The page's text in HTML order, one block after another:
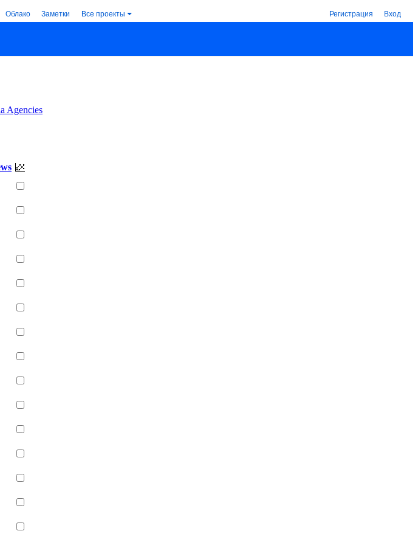
Облако Заметки Все проекты Регистрация Вход
Agencies